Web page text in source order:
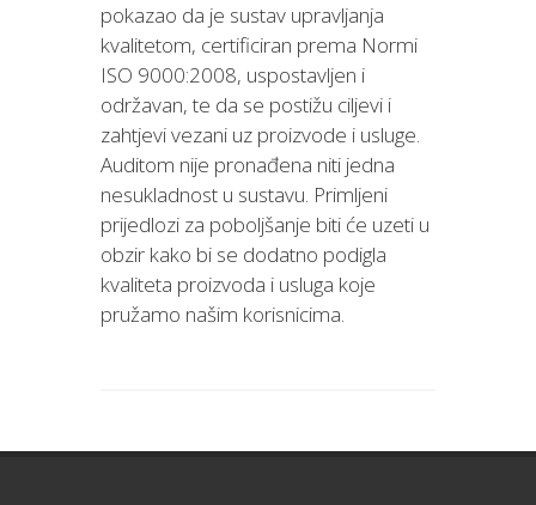
pokazao da je sustav upravljanja
kvalitetom, certificiran prema Normi
ISO 9000:2008, uspostavljen i
održavan, te da se postižu ciljevi i
zahtjevi vezani uz proizvode i usluge.
Auditom nije pronađena niti jedna
nesukladnost u sustavu. Primljeni
prijedlozi za poboljšanje biti će uzeti u
obzir kako bi se dodatno podigla
kvaliteta proizvoda i usluga koje
pružamo našim korisnicima.